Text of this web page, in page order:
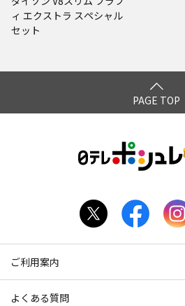
ィ エクストラ スペシャル
セット
PAGE TOP
ご利用案内
よくある質問